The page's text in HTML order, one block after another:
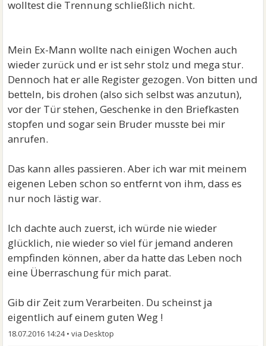
wolltest die Trennung schließlich nicht.
Mein Ex-Mann wollte nach einigen Wochen auch
wieder zurück und er ist sehr stolz und mega stur.
Dennoch hat er alle Register gezogen. Von bitten und
betteln, bis drohen (also sich selbst was anzutun),
vor der Tür stehen, Geschenke in den Briefkasten
stopfen und sogar sein Bruder musste bei mir
anrufen.
Das kann alles passieren. Aber ich war mit meinem
eigenen Leben schon so entfernt von ihm, dass es
nur noch lästig war.
Ich dachte auch zuerst, ich würde nie wieder
glücklich, nie wieder so viel für jemand anderen
empfinden können, aber da hatte das Leben noch
eine Überraschung für mich parat.
Gib dir Zeit zum Verarbeiten. Du scheinst ja
eigentlich auf einem guten Weg !
18.07.2016 14:24•